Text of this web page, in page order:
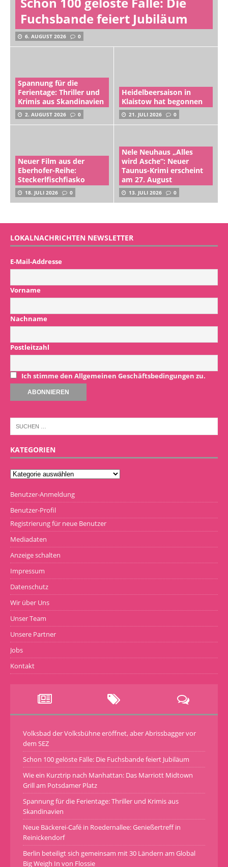
Fuchsbande feiert Jubiläum
6. AUGUST 2026 0
Spannung für die
Ferientage: Thriller und
Krimis aus Skandinavien
2. AUGUST 2026 0
Heidelbeersaison in
Klaistow hat begonnen
21. JULI 2026 0
Neuer Film aus der
Eberhofer-Reihe:
Steckerlfischfiasko
18. JULI 2026 0
Nele Neuhaus „Alles
wird Asche“: Neuer
Taunus-Krimi erscheint
am 27. August
13. JULI 2026 0
LOKALNACHRICHTEN NEWSLETTER
E-Mail-Addresse
Vorname
Nachname
Postleitzahl
Ich stimme den Allgemeinen Geschäftsbedingungen zu.
KATEGORIEN
Benutzer-Anmeldung
Benutzer-Profil
Registrierung für neue Benutzer
Mediadaten
Anzeige schalten
Impressum
Datenschutz
Wir über Uns
Unser Team
Unsere Partner
Jobs
Kontakt
Volksbad der Volksbühne eröffnet, aber Abrissbagger vor
dem SEZ
Schon 100 gelöste Fälle: Die Fuchsbande feiert Jubiläum
Wie ein Kurztrip nach Manhattan: Das Marriott Midtown
Grill am Potsdamer Platz
Spannung für die Ferientage: Thriller und Krimis aus
Skandinavien
Neue Bäckerei-Café in Roedernallee: Genießertreff in
Reinickendorf
Berlin beteiligt sich gemeinsam mit 30 Ländern am Global
Big Weigh In von Flossie